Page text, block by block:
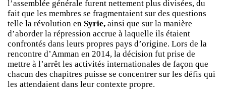
l’assemblée générale furent nettement plus divisées, du
fait que les membres se fragmentaient sur des questions
telle la révolution en Syrie, ainsi que sur la manière
d’aborder la répression accrue à laquelle ils étaient
confrontés dans leurs propres pays d’origine. Lors de la
rencontre d’Amman en 2014, la décision fut prise de
mettre à l’arrêt les activités internationales de façon que
chacun des chapitres puisse se concentrer sur les défis qui
les attendaient dans leur contexte propre.